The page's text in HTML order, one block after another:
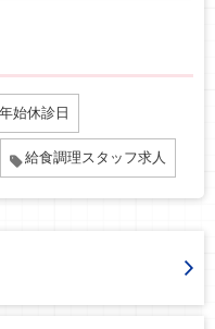
始休診日
給食調理スタッフ求人